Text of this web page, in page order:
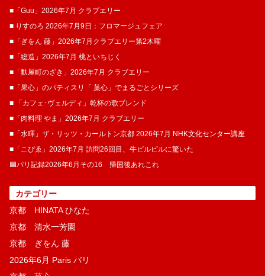
■「Guu」2026年7月 クラブエリー
■ りすのろ 2026年7月9日：フロマージュフェア
■「ぎをん 藤」2026年7月クラブエリー第2木曜
■「総造」2026年7月 桃といちじく
■「麩屋町のざき」2026年7月 クラブエリー
■「果心」のパティスリ「 菓​心」でまるごとシリーズ
■ 「カフェ･ヴェルディ」乾杯の歌ブレンド
■「肉料理 やま」2026年7月 クラブエリー
■「水暉」ザ・リッツ・カールトン京都 2026年7月 NHK文化センター講座
■「こぴゑ」2026年7月 訪問26回目、牛ピルピルに驚いた
🟦パリ記録2026年6月その16 帰国後あれこれ
カテゴリー
京都 HINATA ひなた
京都 清水一芳園
京都 ぎをん 藤
2026年6月 Paris パリ